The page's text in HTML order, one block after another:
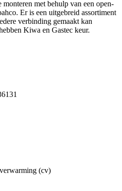
met behulp van een open-
Er is een uitgebreid assortiment
verbinding gemaakt kan
Kiwa en Gastec keur.
(cv)